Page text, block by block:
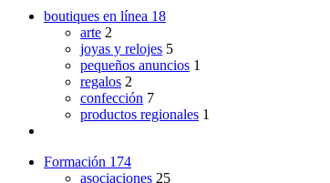
boutiques en línea 18
arte 2
joyas y relojes 5
pequeños anuncios 1
regalos 2
confección 7
productos regionales 1
Formación 174
asociaciones 25